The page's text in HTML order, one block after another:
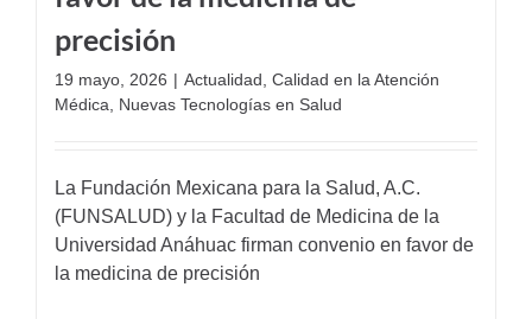
precisión
19 mayo, 2026 | Actualidad Calidad en la Atención
Médica
Nuevas Tecnologías en Salud
La Fundación Mexicana para la Salud, A.C.
(FUNSALUD) y la Facultad de Medicina de la
Universidad Anáhuac firman convenio en favor de
la medicina de precisión